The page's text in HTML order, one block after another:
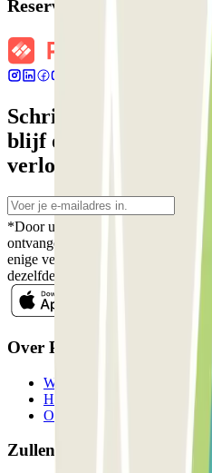
Reserveringsgegevens
Schrijf je in voor
blijf op de hoogte van
verlotingen en vele
*Door u in te schrijven aanvaardt u
ontvangen van commerciële
enige verplichting kunt u zich
dezelfde nieuwsbrief.
Over Parclick
Wie we zijn
Hoe het werkt
Onze parkeergarages
Zullen we samenwerken?